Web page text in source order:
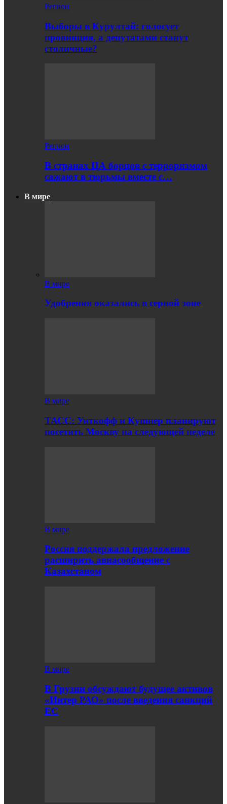
Регион
Выборы в Курултай: голосует
провинция, а депутатами станут
столичные?
Регион
В странах ЦА борцов с терроризмом
сажают в тюрьмы вместе с…
В мире
В мире
Удобрения оказались в серной зоне
В мире
ТАСС: Уиткофф и Кушнер планируют
посетить Москву на следующей неделе
В мире
Россия поддержала предложение
расширить авиасообщение с
Казахстаном
В мире
В Грузии обсуждают будущее активов
«Интер РАО» после введения санкций
ЕС